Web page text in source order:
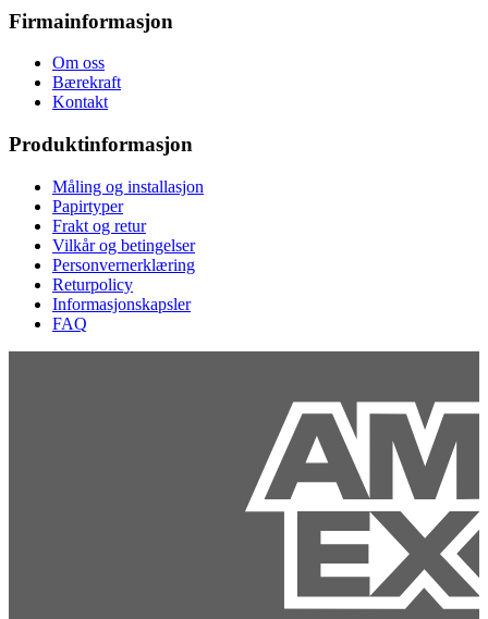
Firmainformasjon
Om oss
Bærekraft
Kontakt
Produktinformasjon
Måling og installasjon
Papirtyper
Frakt og retur
Vilkår og betingelser
Personvernerklæring
Returpolicy
Informasjonskapsler
FAQ